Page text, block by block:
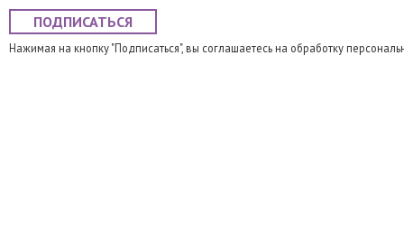
ПОДПИСАТЬСЯ
Нажимая на кнопку "Подписаться", вы соглашаетесь на обработку